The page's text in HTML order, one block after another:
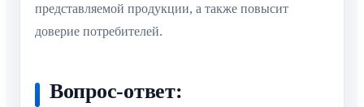
представляемой продукции, а также повысит
доверие потребителей.
Вопрос-ответ: